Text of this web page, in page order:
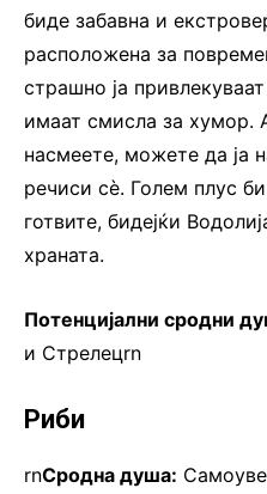
биде забавна и
расположена за
страшно ја
имаат смисла за хумор.
насмеете, можете да ја
речиси сè. Голем плус
готвите, бидејќи
храната.
Потенцијални сродни
и Стрелецrn
Риби
rnСродна душа: